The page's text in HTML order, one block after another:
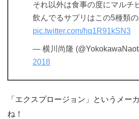
それ以外は食事の度にマルチ
飲んでるサプリはこの5種類
pic.twitter.com/hq1R91kSN3
— 横川尚隆
2018
「エクスプロージョン」というメー
ね！